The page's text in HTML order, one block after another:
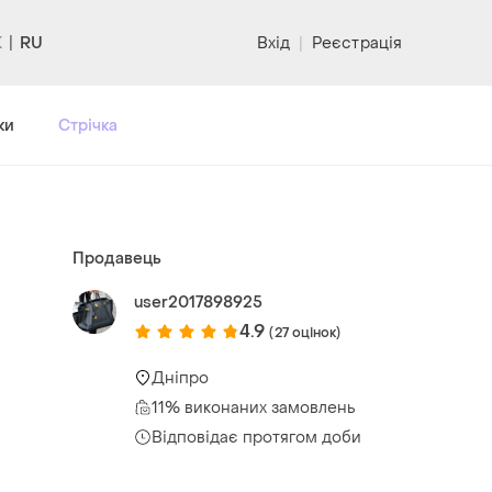
RU Вхід | Реєстрація
Стрічка
Продавець
user2017898925
4.9 (27 оцінок)
Дніпро
11% виконаних замовлень
Відповідає протягом доби